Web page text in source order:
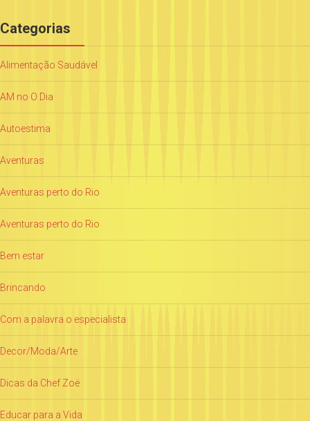
Categorias
Alimentação Saudável
AM no O Dia
Autoestima
Aventuras
Aventuras perto do Rio
Aventuras perto do Rio
Bem estar
Brincando
Com a palavra o especialista
Decor/Moda/Arte
Dicas da Chef Zoë
Educar para a Vida